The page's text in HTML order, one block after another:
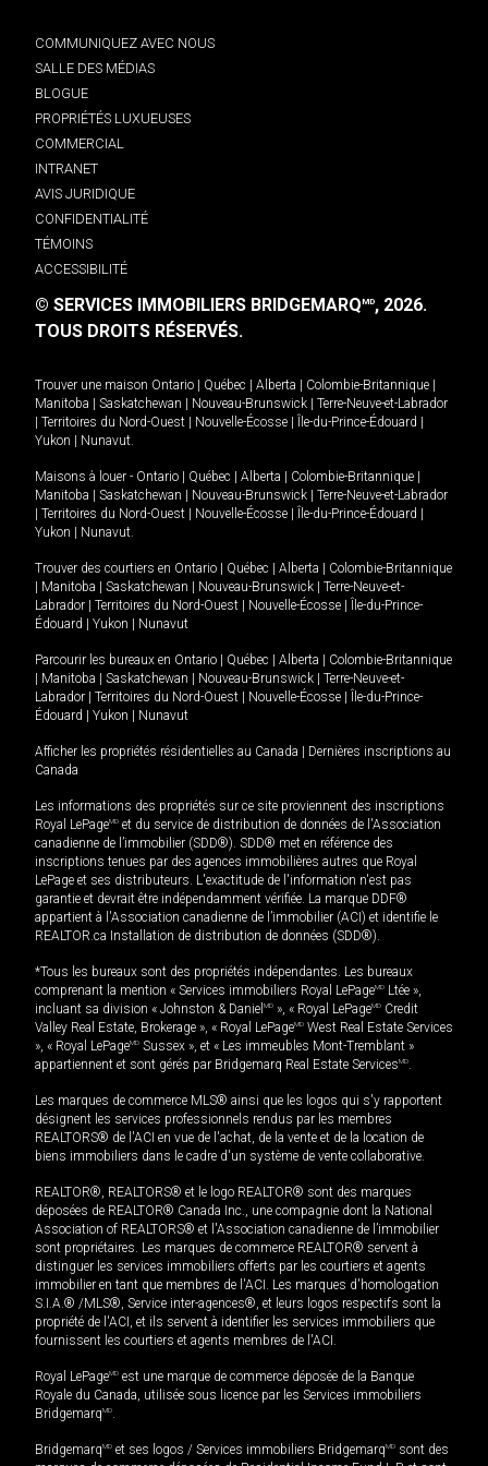
COMMUNIQUEZ AVEC NOUS
SALLE DES MÉDIAS
BLOGUE
PROPRIÉTÉS LUXUEUSES
COMMERCIAL
INTRANET
AVIS JURIDIQUE
CONFIDENTIALITÉ
TÉMOINS
ACCESSIBILITÉ
© SERVICES IMMOBILIERS BRIDGEMARQMD, 2026.
TOUS DROITS RÉSERVÉS.
Trouver une maison Ontario Québec Alberta Colombie-Britannique
Manitoba
Saskatchewan Nouveau-Brunswick
Terre-Neuve-et-Labrador
Territoires du Nord-Ouest Nouvelle-Écosse Île-du-Prince-Édouard
Yukon
Nunavut.
Maisons à louer - Ontario Québec Alberta Colombie-Britannique
Manitoba
Saskatchewan Nouveau-Brunswick
Terre-Neuve-et-Labrador
Territoires du Nord-Ouest Nouvelle-Écosse Île-du-Prince-Édouard
Yukon
Nunavut.
Trouver des courtiers en Ontario Québec Alberta
Colombie-Britannique
Manitoba Saskatchewan Nouveau-Brunswick
Terre-Neuve-et-
Labrador
Territoires du Nord-Ouest Nouvelle-Écosse
Île-du-Prince-
Édouard
Yukon Nunavut
Parcourir les bureaux en Ontario Québec Alberta
Colombie-Britannique
Manitoba Saskatchewan Nouveau-Brunswick
Terre-Neuve-et-
Labrador
Territoires du Nord-Ouest Nouvelle-Écosse
Île-du-Prince-
Édouard
Yukon Nunavut
Afficher les propriétés résidentielles au Canada
Dernières inscriptions au
Canada
Les informations des propriétés sur ce site proviennent des inscriptions
Royal LePageMD et du service de distribution de données de l'Association
canadienne de l’immobilier (SDD®). SDD® met en référence des
inscriptions tenues par des agences immobilières autres que Royal
LePage et ses distributeurs. L'exactitude de l'information n'est pas
garantie et devrait être indépendamment vérifiée. La marque DDF®
appartient à l'Association canadienne de l’immobilier (ACI) et identifie le
REALTOR.ca Installation de distribution de données (SDD®).
*Tous les bureaux sont des propriétés indépendantes. Les bureaux
comprenant la mention « Services immobiliers Royal LePageMD Ltée »,
incluant sa division « Johnston & Daniel MD », « Royal LePageMD Credit
Valley Real Estate, Brokerage », « Royal LePageMD West Real Estate Services
», « Royal LePageMD Sussex », et « Les immeubles Mont-Tremblant »
appartiennent et sont gérés par Bridgemarq Real Estate ServicesMD.
Les marques de commerce MLS® ainsi que les logos qui s'y rapportent
désignent les services professionnels rendus par les membres
REALTORS® de l'ACI en vue de l'achat, de la vente et de la location de
biens immobiliers dans le cadre d'un système de vente collaborative.
REALTOR®, REALTORS® et le logo REALTOR® sont des marques
déposées de REALTOR® Canada Inc., une compagnie dont la National
Association of REALTORS® et l'Association canadienne de l’immobilier
sont propriétaires. Les marques de commerce REALTOR® servent à
distinguer les services immobiliers offerts par les courtiers et agents
immobilier en tant que membres de l'ACI. Les marques d'homologation
S.I.A.® /MLS®, Service inter-agences®, et leurs logos respectifs sont la
propriété de l'ACI, et ils servent à identifier les services immobiliers que
fournissent les courtiers et agents membres de l'ACI.
Royal LePageMD est une marque de commerce déposée de la Banque
Royale du Canada, utilisée sous licence par les Services immobiliers
BridgemarqMD.
BridgemarqMD et ses logos / Services immobiliers BridgemarqMD sont des